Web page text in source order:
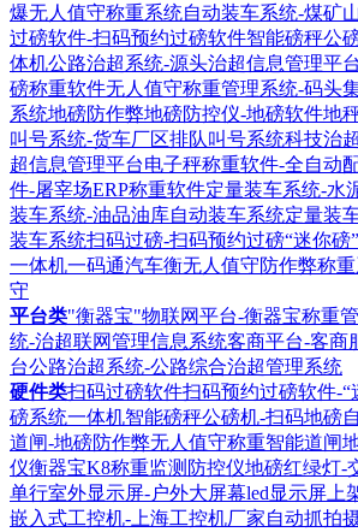
爆无人值守称重系统自动装车系统-煤矿
过磅软件-扫码预约过磅软件智能磅秤公
体机公路治超系统-源头治超信息管理平台
磅称重软件无人值守称重管理系统-码头
系统地磅防作弊地磅防控仪-地磅软件地
叫号系统-货车厂区排队叫号系统科技治
超信息管理平台电子秤称重软件-全自动
件-屠宰场ERP称重软件定量装车系统-水
装车系统-油品油库自动装车系统定量装
装车系统扫码过磅-扫码预约过磅“迷你磅
一体机一码通汽车衡无人值守防作弊称
守
平台类"衡器宝"物联网平台-衡器宝称重
统-治超联网管理信息系统客商平台-客商
台公路治超系统-公路综合治超管理系统
硬件类扫码过磅软件扫码预约过磅软件-“
磅系统一体机智能磅秤公磅机-扫码地磅
道闸-地磅防作弊无人值守称重智能道闸
仪衡器宝K8称重监测防控仪地磅红绿灯-
单行室外显示屏-户外大屏幕led显示屏上
嵌入式工控机-上海工控机厂家自动抓拍